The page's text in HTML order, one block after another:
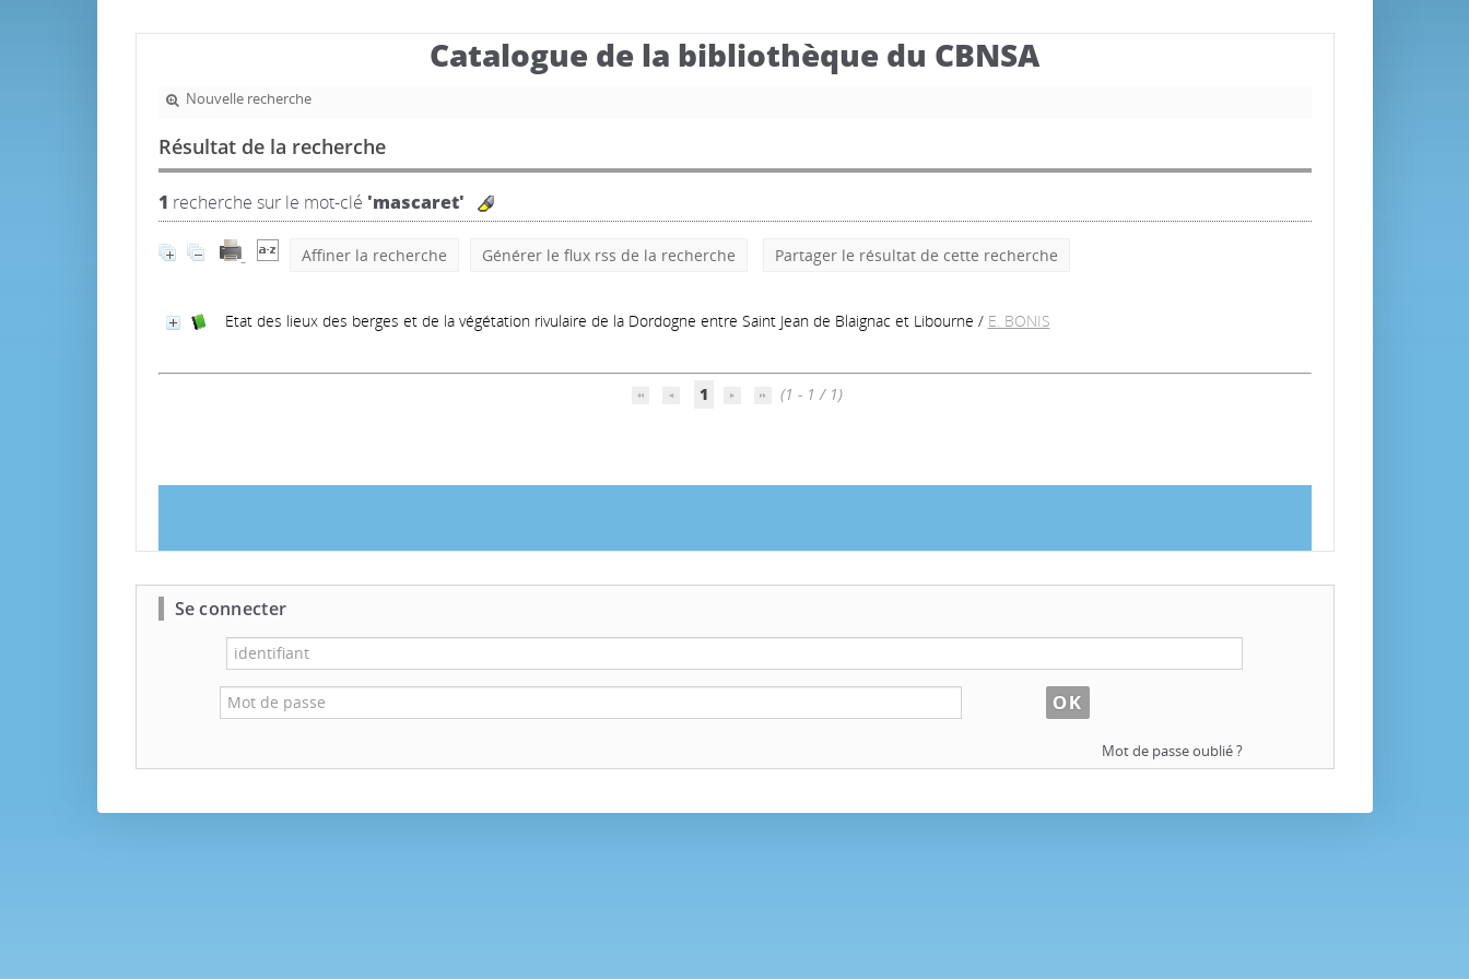
Catalogue de la bibliothèque du CBNSA
Nouvelle recherche
Résultat de la recherche
1 recherche sur le mot-clé 'mascaret'
Affiner la recherche Générer le flux rss de la recherche Partager le résultat de cette recherche
Etat des lieux des berges et de la végétation rivulaire de la Dordogne entre Saint Jean de Blaignac et Libourne / E. BONIS
1 (1 - 1 / 1)
Se connecter
Mot de passe oublié ?